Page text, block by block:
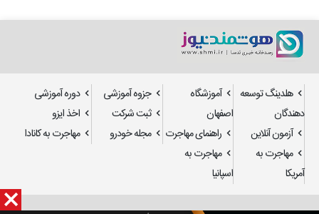
هلدینگ توسعه
دهندگان
آموزشگاه
اصفهان
جزوه آموزشی
دوره آموزشی
ثبت شرکت
اخذ ایزو
آزمون آنلاین
راهنمای مهاجرت مجله خودرو
مهاجرت به کانادا
مهاجرت به
آمریکا
مهاجرت به
اسپانیا